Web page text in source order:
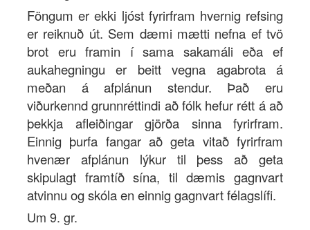
Föngum er ekki ljóst fyrirfram hvernig refsing
er reiknuð út. Sem dæmi mætti nefna ef tvö
brot eru framin í sama sakamáli eða ef
aukahegningu er beitt vegna agabrota á
meðan á afplánun stendur. Það eru
viðurkennd grunnréttindi að fólk hefur rétt á að
þekkja afleiðingar gjörða sinna fyrirfram.
Einnig þurfa fangar að geta vitað fyrirfram
hvenær afplánun lýkur til þess að geta
skipulagt framtíð sína, til dæmis gagnvart
atvinnu og skóla en einnig gagnvart félagslífi.
Um 9. gr.